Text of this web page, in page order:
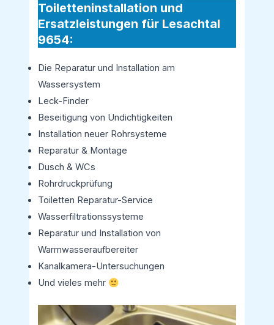
Toiletteninstallation und
Ersatzleistungen für Lesachtal
9654:
Die Reparatur und Installation am
Wassersystem
Leck-Finder
Beseitigung von Undichtigkeiten
Installation neuer Rohrsysteme
Reparatur & Montage
Dusch & WCs
Rohrdruckprüfung
Toiletten Reparatur-Service
Wasserfiltrationssysteme
Reparatur und Installation von
Warmwasseraufbereiter
Kanalkamera-Untersuchungen
Und vieles mehr